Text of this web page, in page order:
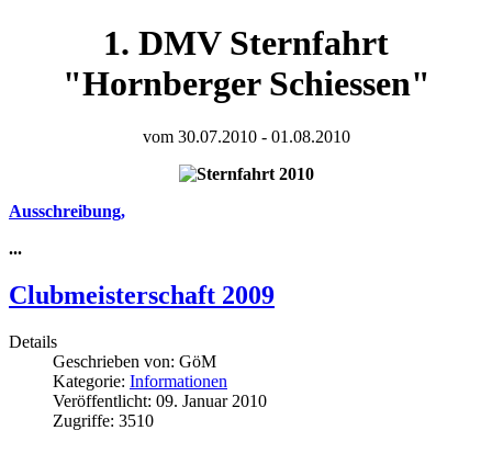
1. DMV Sternfahrt
"Hornberger Schiessen"
vom 30.07.2010 - 01.08.2010
Ausschreibung,
...
Clubmeisterschaft 2009
Details
Geschrieben von: GöM
Kategorie: Informationen
Veröffentlicht: 09. Januar 2010
Zugriffe: 3510